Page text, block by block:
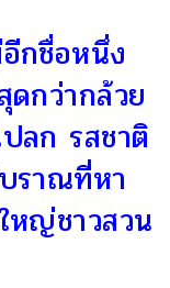
กชื่อหนึ่ง
กว่ากล้วย
ลก รสชาติ
ราณที่หา
หญ่ชาวสวน